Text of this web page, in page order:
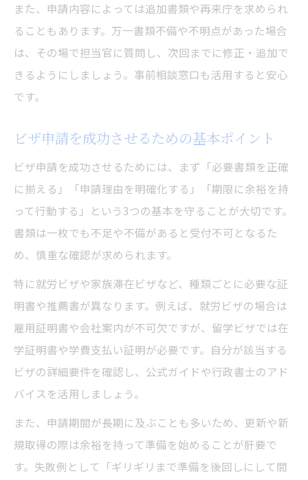
決策
ビザ申請で二度手間を避けるためのポイン
ト
また、申請内容によっては追加書類や再来庁を求められ
ることもあります。万一書類不備や不明点があった場合
は、その場で担当官に質問し、次回までに修正・追加で
きるようにしましょう。事前相談窓口も活用すると安心
です。
ビザ申請を成功させるための基本ポイント
ビザ申請を成功させるためには、まず「必要書類を正確
に揃える」「申請理由を明確化する」「期限に余裕を持
って行動する」という3つの基本を守ることが大切です。
書類は一枚でも不足や不備があると受付不可となるた
め、慎重な確認が求められます。
特に就労ビザや家族滞在ビザなど、種類ごとに必要な証
明書や推薦書が異なります。例えば、就労ビザの場合は
雇用証明書や会社案内が不可欠ですが、留学ビザでは在
学証明書や学費支払い証明が必要です。自分が該当する
ビザの詳細要件を確認し、公式ガイドや行政書士のアド
バイスを活用しましょう。
また、申請期間が長期に及ぶことも多いため、更新や新
規取得の際は余裕を持って準備を始めることが肝要で
す。失敗例として「ギリギリまで準備を後回しにして間